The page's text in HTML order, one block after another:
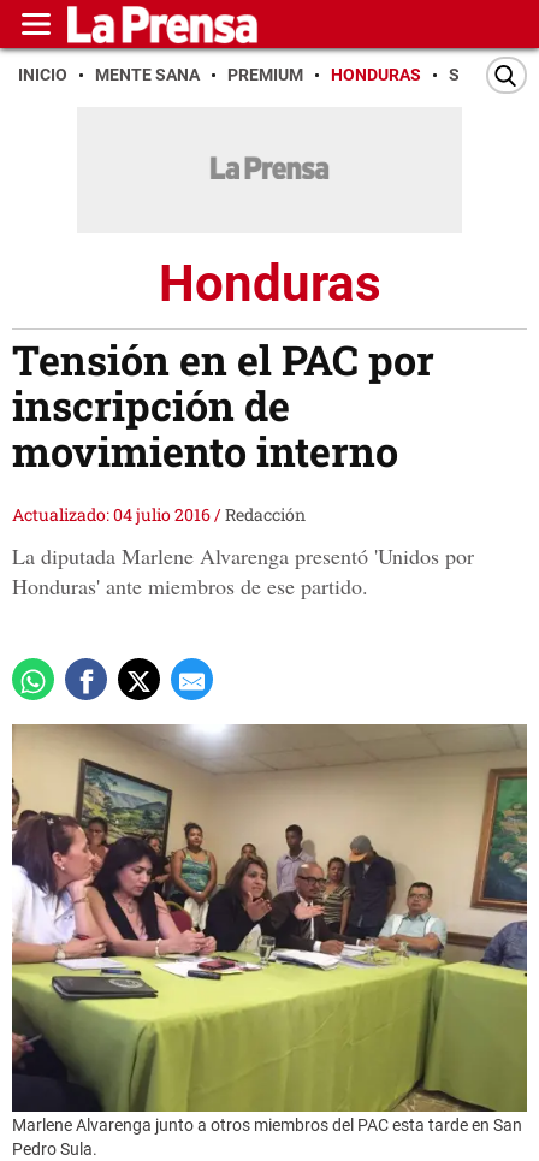
INICIO MENTE SANA PREMIUM HONDURAS SAN PEDRO
Honduras
Tensión en el PAC por
inscripción de
movimiento interno
Actualizado: 04 julio 2016/Redacción
La diputada Marlene Alvarenga presentó 'Unidos por
Honduras' ante miembros de ese partido.
Marlene Alvarenga junto a otros miembros del PAC esta tarde en San
Pedro Sula.